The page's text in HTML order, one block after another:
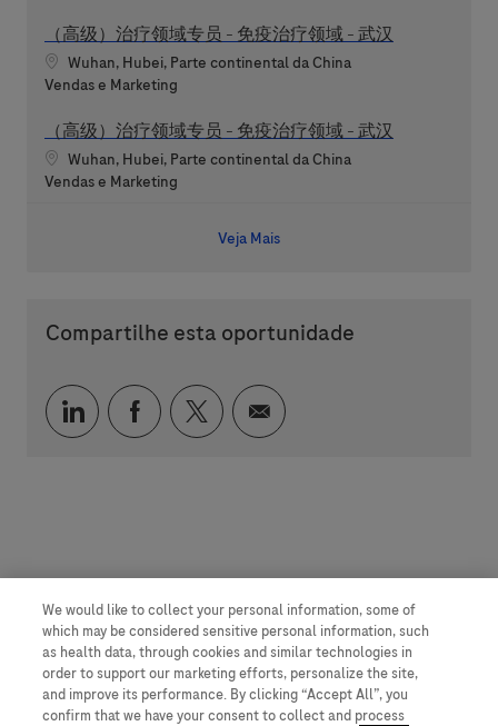
（高级）治疗领域专员 - 免疫治疗领域 - 武汉
Localização
Wuhan, Hubei, Parte continental da China
Categoria
Vendas e Marketing
（高级）治疗领域专员 - 免疫治疗领域 - 武汉
Localização
Wuhan, Hubei, Parte continental da China
Categoria
Vendas e Marketing
Veja Mais
Compartilhe esta oportunidade
Compartilhar via LinkedIn
Compartilhar via Facebook
Compartilhar via twitter
Compartilhar via e-
We would like to collect your personal information, some of
which may be considered sensitive personal information, such
as health data, through cookies and similar technologies in
order to support our marketing efforts, personalize the site,
and improve its performance. By clicking “Accept All”, you
confirm that we have your consent to collect and process